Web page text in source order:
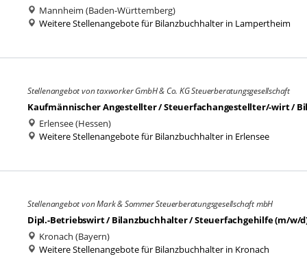
Mannheim (Baden-Württemberg)
Weitere Stellenangebote für Bilanzbuchhalter in Lampertheim
Stellenangebot von taxworker GmbH & Co. KG Steuerberatungsgesellschaft
Kaufmännischer Angestellter / Steuerfachangestellter/-wirt /
Erlensee (Hessen)
Weitere Stellenangebote für Bilanzbuchhalter in Erlensee
Stellenangebot von Mark & Sommer Steuerberatungsgesellschaft mbH
Dipl.-Betriebswirt / Bilanzbuchhalter / Steuerfachgehilfe (m/w/
Kronach (Bayern)
Weitere Stellenangebote für Bilanzbuchhalter in Kronach